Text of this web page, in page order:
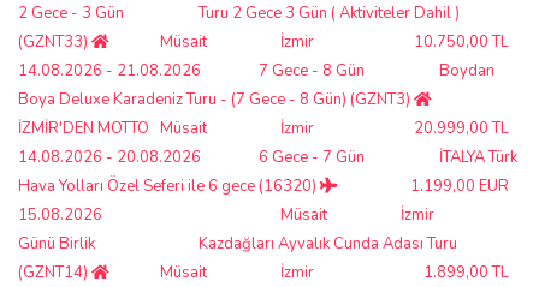
2 Gece - 3 Gün
Turu 2 Gece 3 Gün ( Aktiviteler Dahil )
(GZNT33)
10.750,00 TL
İzmir
Müsait
14.08.2026 - 21.08.2026
7 Gece - 8 Gün
Boydan
Boya Deluxe Karadeniz Turu - (7 Gece - 8 Gün) (GZNT3)
20.999,00 TL
İzmir
Müsait
14.08.2026 - 20.08.2026
6 Gece - 7 Gün
İZMİR'DEN MOTTO
İTALYA Türk
Hava Yolları Özel Seferi ile 6 gece (16320)
1.199,00 EUR
İzmir
Müsait
15.08.2026
Günü Birlik
Kazdağları Ayvalık Cunda Adası Turu
(GZNT14)
1.899,00 TL
İzmir
Müsait